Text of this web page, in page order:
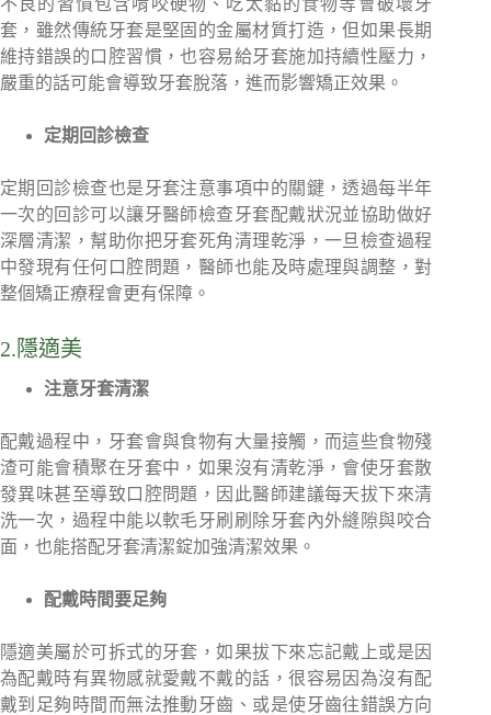
不良的習慣包含啃咬硬物、吃太黏的食物等會破壞牙
套，雖然傳統牙套是堅固的金屬材質打造，但如果長期
維持錯誤的口腔習慣，也容易給牙套施加持續性壓力，
嚴重的話可能會導致牙套脫落，進而影響矯正效果。
定期回診檢查
定期回診檢查也是牙套注意事項中的關鍵，透過每半年
一次的回診可以讓牙醫師檢查牙套配戴狀況並協助做好
深層清潔，幫助你把牙套死角清理乾淨，一旦檢查過程
中發現有任何口腔問題，醫師也能及時處理與調整，對
整個矯正療程會更有保障。
2.隱適美
注意牙套清潔
配戴過程中，牙套會與食物有大量接觸，而這些食物殘
渣可能會積聚在牙套中，如果沒有清乾淨，會使牙套散
發異味甚至導致口腔問題，因此醫師建議每天拔下來清
洗一次，過程中能以軟毛牙刷刷除牙套內外縫隙與咬合
面，也能搭配牙套清潔錠加強清潔效果。
配戴時間要足夠
隱適美屬於可拆式的牙套，如果拔下來忘記戴上或是因
為配戴時有異物感就愛戴不戴的話，很容易因為沒有配
戴到足夠時間而無法推動牙齒、或是使牙齒往錯誤方向